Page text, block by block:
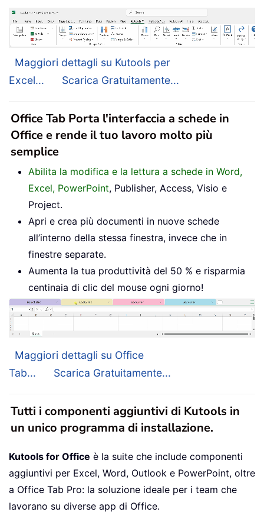
Maggiori dettagli su Kutools per
Excel...
Scarica Gratuitamente...
Office Tab Porta l'interfaccia a schede in
Office e rende il tuo lavoro molto più
semplice
Abilita la modifica e la lettura a schede in Word,
Excel, PowerPoint, Publisher, Access, Visio e
Project.
Apri e crea più documenti in nuove schede
all’interno della stessa finestra, invece che in
finestre separate.
Aumenta la tua produttività del 50 % e risparmia
centinaia di clic del mouse ogni giorno!
Maggiori dettagli su Office
Tab...
Scarica Gratuitamente...
Tutti i componenti aggiuntivi di Kutools in
un unico programma di installazione.
Kutools for Office è la suite che include componenti
aggiuntivi per Excel, Word, Outlook e PowerPoint, oltre
a Office Tab Pro: la soluzione ideale per i team che
lavorano su diverse app di Office.